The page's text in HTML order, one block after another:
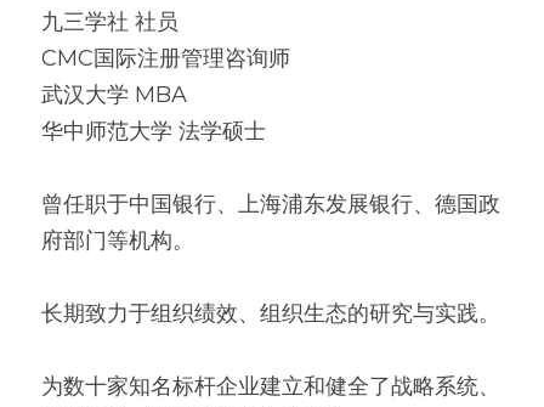
九三学社 社员
CMC国际注册管理咨询师
武汉大学 MBA
华中师范大学 法学硕士
曾任职于中国银行、上海浦东发展银行、德国政
府部门等机构。
长期致力于组织绩效、组织生态的研究与实践。
为数十家知名标杆企业建立和健全了战略系统、